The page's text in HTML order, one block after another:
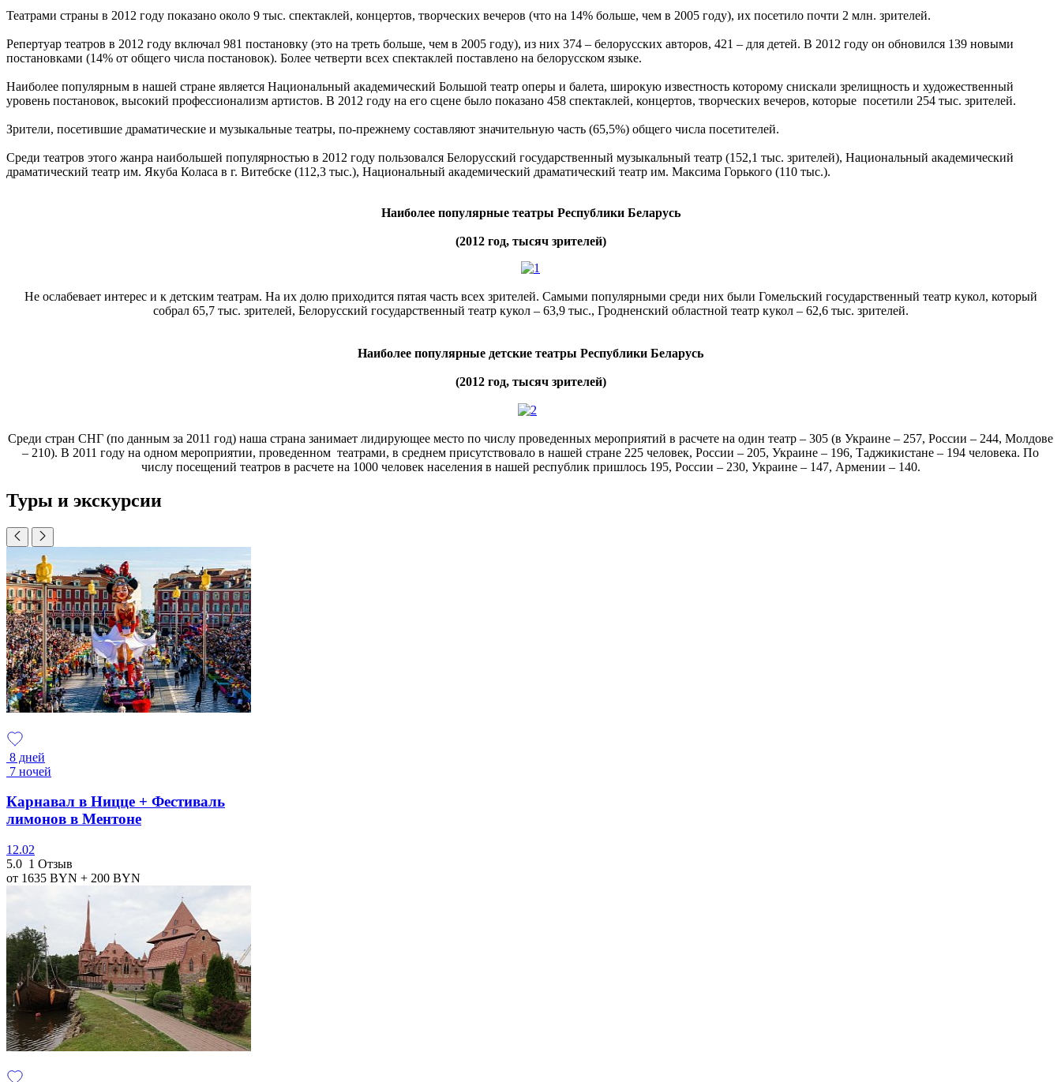
Театрами страны в 2012 году показано около 9 тыс. спектаклей, концертов, творческих вечеров (что на 14% больше, чем в 2005 году), их посетило почти 2 млн. зрителей.
Репертуар театров в 2012 году включал 981 постановку (это на треть больше, чем в 2005 году), из них 374 – белорусских авторов, 421 – для детей. В 2012 году он обновился 139 новыми
постановками (14% от общего числа постановок). Более четверти всех спектаклей поставлено на белорусском языке.
Наиболее популярным в нашей стране является Национальный академический Большой театр оперы и балета, широкую известность которому снискали зрелищность и художественный
уровень постановок, высокий профессионализм артистов. В 2012 году на его сцене было показано 458 спектаклей, концертов, творческих вечеров, которые посетили 254 тыс. зрителей.
Зрители, посетившие драматические и музыкальные театры, по-прежнему составляют значительную часть (65,5%) общего числа посетителей.
Среди театров этого жанра наибольшей популярностью в 2012 году пользовался Белорусский государственный музыкальный театр (152,1 тыс. зрителей), Национальный академический
драматический театр им. Якуба Коласа в г. Витебске (112,3 тыс.), Национальный академический драматический театр им. Максима Горького (110 тыс.).
Наиболее популярные театры Республики Беларусь
(2012 год, тысяч зрителей)
Не ослабевает интерес и к детским театрам. На их долю приходится пятая часть всех зрителей. Самыми популярными среди них были Гомельский государственный театр кукол, который
собрал 65,7 тыс. зрителей, Белорусский государственный театр кукол – 63,9 тыс., Гродненский областной театр кукол – 62,6 тыс. зрителей.
Наиболее популярные детские театры Республики Беларусь
(2012 год, тысяч зрителей)
Среди стран СНГ (по данным за 2011 год) наша страна занимает лидирующее место по числу проведенных мероприятий в расчете на один театр – 305 (в Украине – 257, России – 244, Молдове
– 210). В 2011 году на одном мероприятии, проведенном театрами, в среднем присутствовало в нашей стране 225 человек, России – 205, Украине – 196, Таджикистане – 194 человека. По
числу посещений театров в расчете на 1000 человек населения в нашей республик пришлось 195, России – 230, Украине – 147, Армении – 140.
Туры и экскурсии
8 дней
7 ночей
Карнавал в Ницце + Фестиваль
лимонов в Ментоне
12.02
5.0 1 Отзыв
от 1635 BYN + 200 BYN